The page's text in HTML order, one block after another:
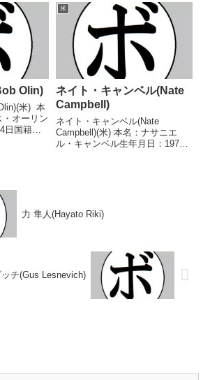
】2015年
イトフラ
84勝(34KO)31敗9分 【獲得タイ
トル】第23代世界ライト級王座
第25代世界ライト級王...
Olin)
米) 本
オーリン
日国籍：
米
ネイト・キャンベル(Nate
Campbell)
ネイト・キャンベル(Nate
Campbell)(米) 本名：ナサニエ
ル・キャンベル生年月日：1972
力 隼人(Hayato Riki)
チ(Gus Lesnevich)